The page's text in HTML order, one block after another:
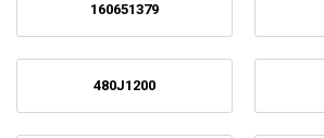
160651379
480J1200